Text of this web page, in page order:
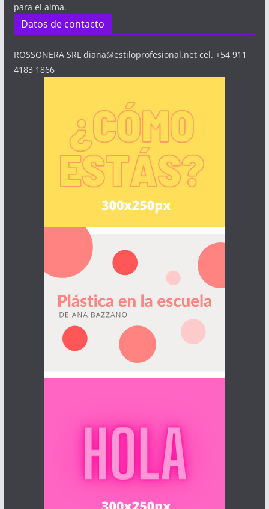
para el alma.
Datos de contacto
ROSSONERA SRL diana@estiloprofesional.net cel. +54 911
4183 1866